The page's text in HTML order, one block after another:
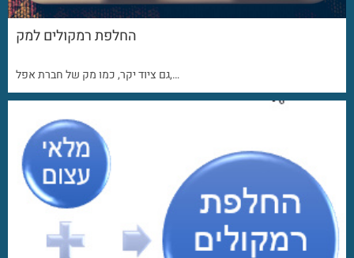
החלפת רמקולים למק
גם ציוד יקר, כמו מק של חברת אפל,…